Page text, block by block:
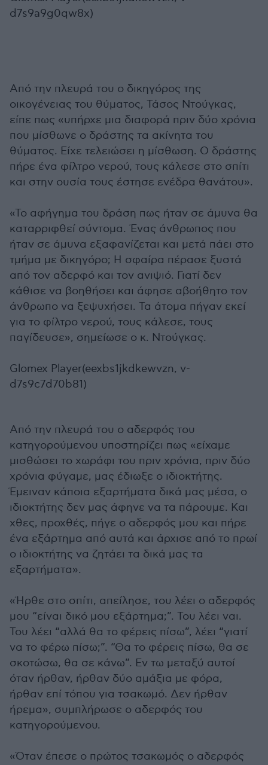
d7s9a9g0qw8x)
Από την πλευρά του ο δικηγόρος της
οικογένειας του θύματος, Τάσος Ντούγκας,
είπε πως «υπήρχε μια διαφορά πριν δύο χρόνια
που μίσθωνε ο δράστης τα ακίνητα του
θύματος. Είχε τελειώσει η μίσθωση. Ο δράστης
πήρε ένα φίλτρο νερού, τους κάλεσε στο σπίτι
και στην ουσία τους έστησε ενέδρα θανάτου».
«Το αφήγημα του δράση πως ήταν σε άμυνα θα
καταρριφθεί σύντομα. Ένας άνθρωπος που
ήταν σε άμυνα εξαφανίζεται και μετά πάει στο
τμήμα με δικηγόρο; Η σφαίρα πέρασε ξυστά
από τον αδερφό και τον ανιψιό. Γιατί δεν
κάθισε να βοηθήσει και άφησε αβοήθητο τον
άνθρωπο να ξεψυχήσει. Τα άτομα πήγαν εκεί
για το φίλτρο νερού, τους κάλεσε, τους
παγίδευσε», σημείωσε ο κ. Ντούγκας.
Glomex Player(eexbs1jkdkewvzn, v-
d7s9c7d70b81)
Από την πλευρά του ο αδερφός του
κατηγορούμενου υποστηρίζει πως «είχαμε
μισθώσει το χωράφι του πριν χρόνια, πριν δύο
χρόνια φύγαμε, μας έδιωξε ο ιδιοκτήτης.
Έμειναν κάποια εξαρτήματα δικά μας μέσα, ο
ιδιοκτήτης δεν μας άφηνε να τα πάρουμε. Και
χθες, προχθές, πήγε ο αδερφός μου και πήρε
ένα εξάρτημα από αυτά και άρχισε από το πρωί
ο ιδιοκτήτης να ζητάει τα δικά μας τα
εξαρτήματα».
«Ήρθε στο σπίτι, απείλησε, του λέει ο αδερφός
μου “είναι δικό μου εξάρτημα;”. Του λέει ναι.
Του λέει “αλλά θα το φέρεις πίσω”, λέει “γιατί
να το φέρω πίσω;”. “Θα το φέρεις πίσω, θα σε
σκοτώσω, θα σε κάνω”. Εν τω μεταξύ αυτοί
όταν ήρθαν, ήρθαν δύο αμάξια με φόρα,
ήρθαν επί τόπου για τσακωμό. Δεν ήρθαν
ήρεμα», συμπλήρωσε ο αδερφός του
κατηγορούμενου.
«Όταν έπεσε ο πρώτος τσακωμός ο αδερφός